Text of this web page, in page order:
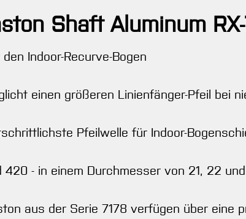
Shaft Aluminum
Indoor-Recurve-Bogen
einen größeren Linienfänger-Pfeil bei
Pfeilwelle für Indoor-
- in einem Durchmesser von 21, 22
aus der Serie 7178 verfügen über